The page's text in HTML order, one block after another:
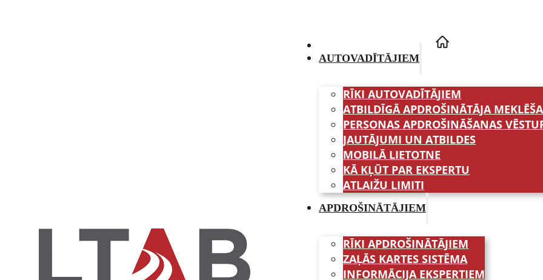
AUTOVADĪTĀJIEM
RĪKI AUTOVADĪTĀJIEM
ATBILDĪGĀ APDROŠINĀTĀJA
PERSONAS APDROŠINĀŠANAS
JAUTĀJUMI UN ATBILDES
MOBILĀ LIETOTNE
KĀ KĻŪT PAR EKSPERTU
ATLAIŽU LIMITI
APDROŠINĀTĀJIEM
RĪKI APDROŠINĀTĀJIEM
ZAĻĀS KARTES SISTĒMA
INFORMĀCIJA EKSPERTIEM